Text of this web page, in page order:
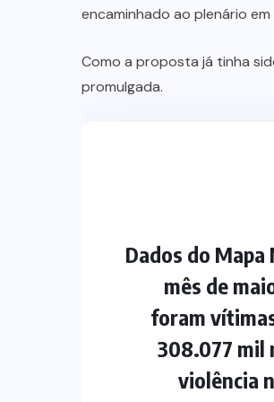
encaminhado ao plenário
Como a proposta já tinha
promulgada.
Dados do
mês de
foram
308.077 mil
violência